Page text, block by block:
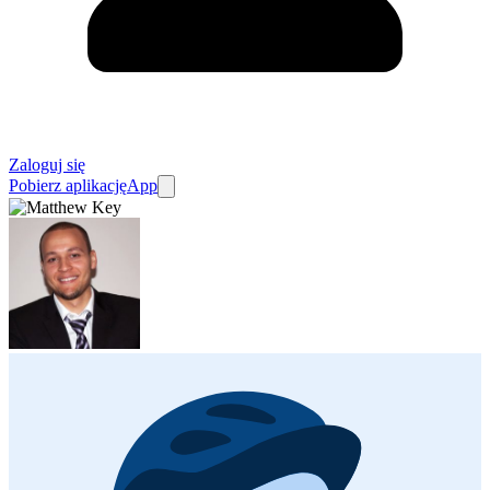
Zaloguj się
Pobierz aplikacjęApp